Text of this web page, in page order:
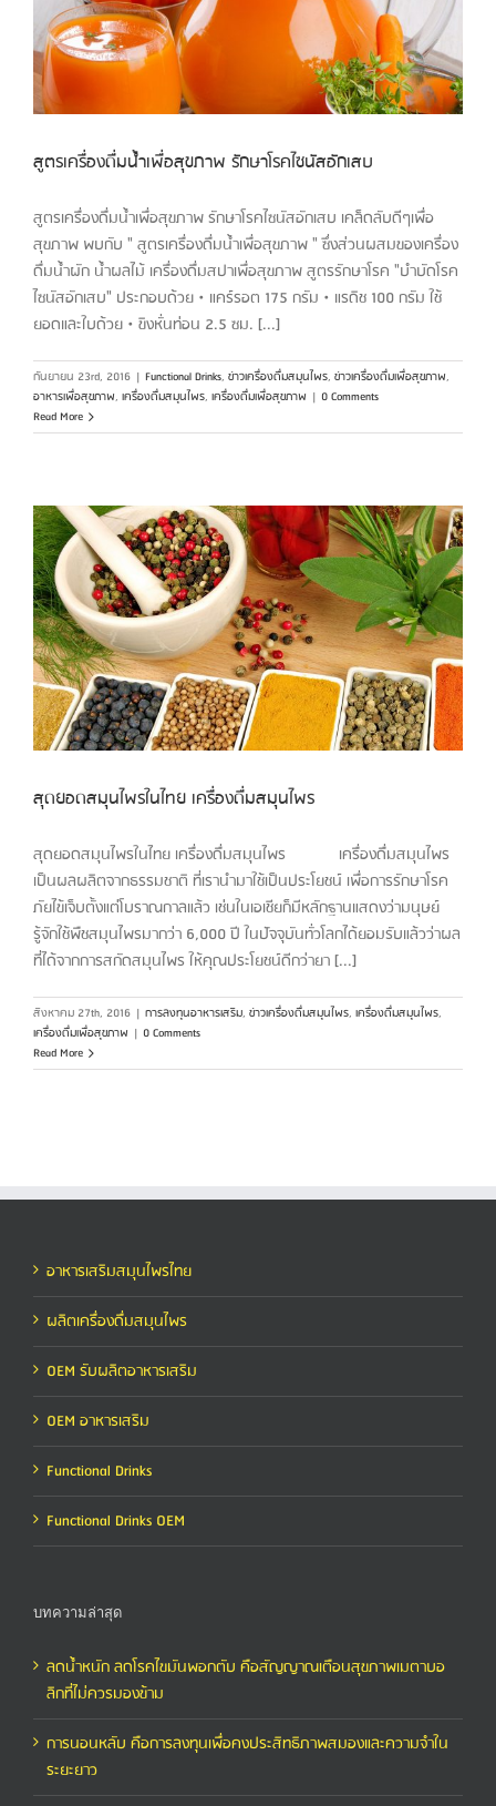
สูตรเครื่องดื่มน้ำเพื่อสุขภาพ รักษาโรคไซนัสอักเสบ
สูตรเครื่องดื่มน้ำเพื่อสุขภาพ รักษาโรคไซนัสอักเสบ เคล็ดลับดีๆเพื่อ
สุขภาพ พบกับ " สูตรเครื่องดื่มน้ำเพื่อสุขภาพ " ซึ่งส่วนผสมของเครื่อง
ดื่มน้ำผัก น้ำผลไม้ เครื่องดื่มสปาเพื่อสุขภาพ สูตรรักษาโรค "บำบัดโรค
ไซนัสอักเสบ" ประกอบด้วย • แคร์รอต 175 กรัม • แรดิช 100 กรัม ใช้
ยอดและใบด้วย • ขิงหั่นท่อน 2.5 ซม. [...]
กันยายน 23rd, 2016 | Functional Drinks, ข่าวเครื่องดื่มสมุนไพร, ข่าวเครื่องดื่มเพื่อสุขภาพ,
อาหารเพื่อสุขภาพ, เครื่องดื่มสมุนไพร, เครื่องดื่มเพื่อสุขภาพ | 0 Comments
Read More
สุดยอดสมุนไพรในไทย เครื่องดื่มสมุนไพร
สุดยอดสมุนไพรในไทย เครื่องดื่มสมุนไพร เครื่องดื่มสมุนไพร
เป็นผลผลิตจากธรรมชาติ ที่เรานำมาใช้เป็นประโยชน์ เพื่อการรักษาโรค
ภัยไข้เจ็บตั้งแต่โบราณกาลแล้ว เช่นในเอเชียก็มีหลักฐานแสดงว่ามนุษย์
รู้จักใช้พืชสมุนไพรมากว่า 6,000 ปี ในปัจจุบันทั่วโลกได้ยอมรับแล้วว่าผล
ที่ได้จากการสกัดสมุนไพร ให้คุณประโยชน์ดีกว่ายา [...]
สิงหาคม 27th, 2016 | การลงทุนอาหารเสริม, ข่าวเครื่องดื่มสมุนไพร, เครื่องดื่มสมุนไพร,
เครื่องดื่มเพื่อสุขภาพ | 0 Comments
Read More
อาหารเสริมสมุนไพรไทย
ผลิตเครื่องดื่มสมุนไพร
OEM รับผลิตอาหารเสริม
OEM อาหารเสริม
Functional Drinks
Functional Drinks OEM
บทความล่าสุด
ลดน้ำหนัก ลดโรคไขมันพอกตับ คือสัญญาณเตือนสุขภาพเมตาบอ
ลิกที่ไม่ควรมองข้าม
การนอนหลับ คือการลงทุนเพื่อคงประสิทธิภาพสมองและความจำใน
ระยะยาว